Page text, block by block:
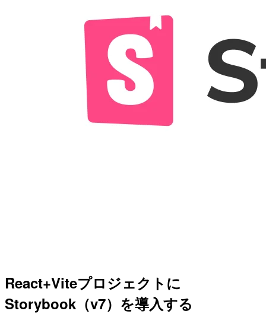
React+Viteプロジェクトに
Storybook（v7）を導入する